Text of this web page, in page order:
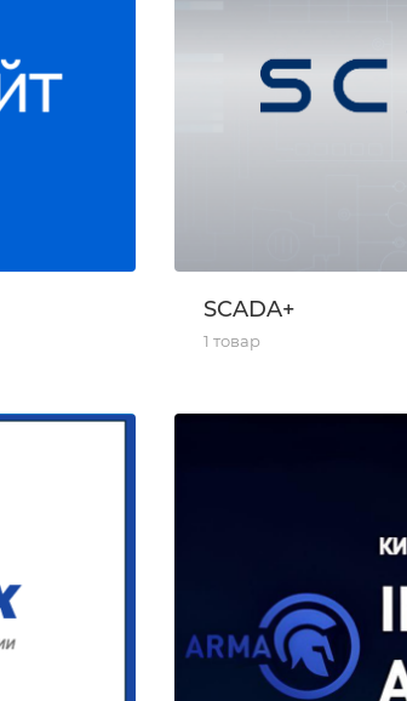
SCADA+
1 товар